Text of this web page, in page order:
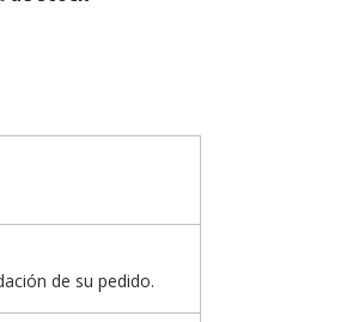
de su pedido.